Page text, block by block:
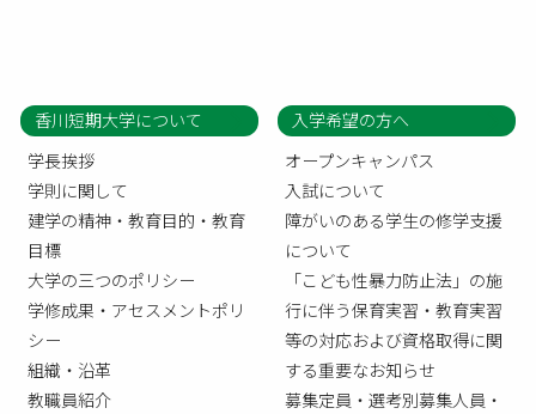
香川短期大学について
学長挨拶
学則に関して
建学の精神・教育目的・教育
目標
大学の三つのポリシー
学修成果・アセスメントポリ
シー
組織・沿革
教職員紹介
入学希望の方へ
オープンキャンパス
入試について
障がいのある学生の修学支援
について
「こども性暴力防止法」の施
行に伴う保育実習・教育実習
等の対応および資格取得に関
する重要なお知らせ
募集定員・選考別募集人員・